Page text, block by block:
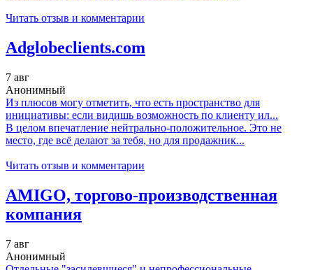
Читать отзыв и комментарии
Adglobeclients.com
7 авг
Анонимный
Из плюсов могу отметить, что есть пространство для
инициативы: если видишь возможность по клиенту ил...
В целом впечатление нейтрально-положительное. Это не
место, где всё делают за тебя, но для продажник...
Читать отзыв и комментарии
AMIGO, торгово-производственная
компания
7 авг
Анонимный